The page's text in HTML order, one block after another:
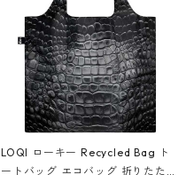
LOQI ローキー Recycled Bag ト
ートバッグ エコバッグ 折りたたみ